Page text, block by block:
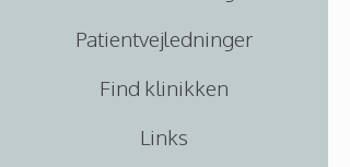
Patientvejledninger
Find klinikken
Links